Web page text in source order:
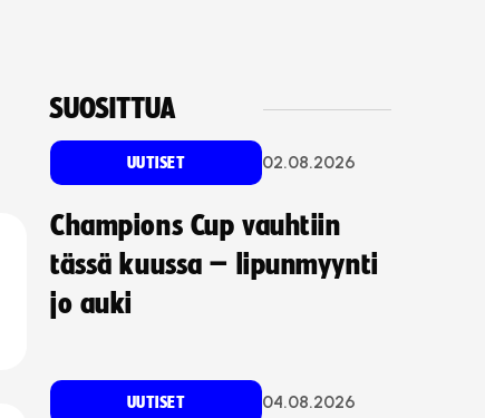
SUOSITTUA
UUTISET 02.08.2026
Champions Cup vauhtiin
tässä kuussa – lipunmyynti
jo auki
UUTISET 04.08.2026